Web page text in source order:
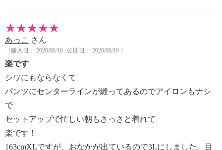
あっこ さん
（購入日： 2026/06/16 | 公開日： 2026/06/19 ）
楽です
シワにもならなくて
パンツにセンターラインが縫ってあるのでアイロンもナシ
で
セットアップで忙しい朝もさっさと着れて
楽です！
163cmXLですが、おなかが出ているので3Lにしました。目